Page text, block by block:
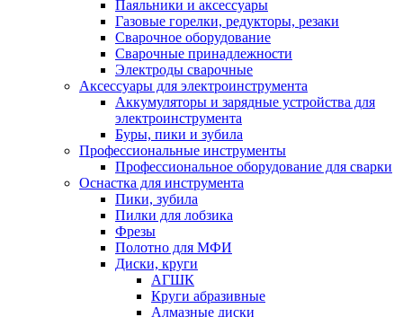
Паяльники и аксессуары
Газовые горелки, редукторы, резаки
Сварочное оборудование
Сварочные принадлежности
Электроды сварочные
Аксессуары для электроинструмента
Аккумуляторы и зарядные устройства для
электроинструмента
Буры, пики и зубила
Профессиональные инструменты
Профессиональное оборудование для сварки
Оснастка для инструмента
Пики, зубила
Пилки для лобзика
Фрезы
Полотно для МФИ
Диски, круги
АГШК
Круги абразивные
Алмазные диски